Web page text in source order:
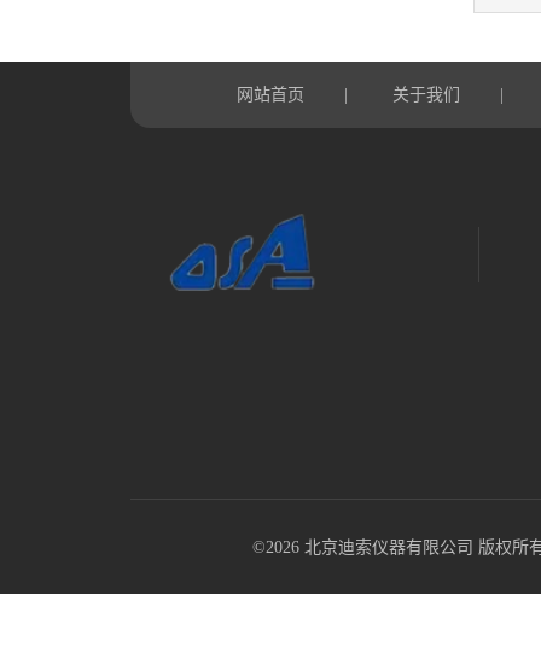
网站首页 | 关于我们 |
©2026 北京迪索仪器有限公司 版权所